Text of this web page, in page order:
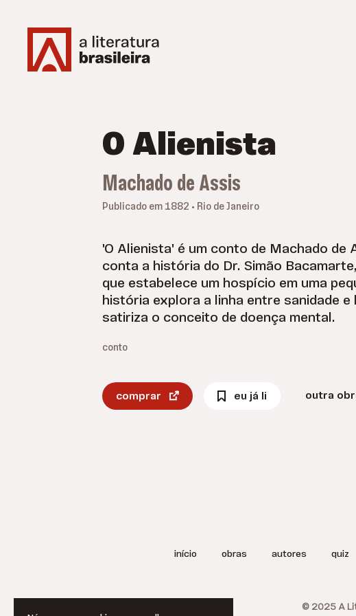
O Alienista
Machado de Assis
Publicado em 1882 • Rio de Janeiro
'O Alienista' é um conto de Machado de
conta a história do Dr. Simão
que estabelece um hospício em uma
história explora a linha entre sanidade e
satiriza o conceito de doença mental.
conto
comprar eu já li outra
início obras autores quiz
© 2025 A